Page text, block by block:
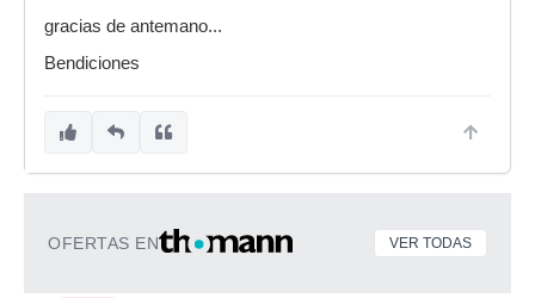
gracias de antemano...
Bendiciones
OFERTAS EN VER TODAS